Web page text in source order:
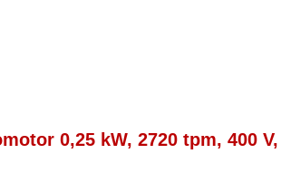
0,25 kW, 2720 tpm, 400